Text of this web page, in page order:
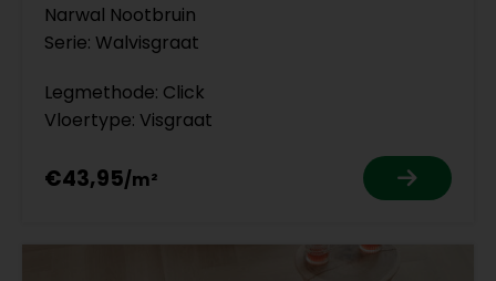
Narwal Nootbruin
Serie: Walvisgraat
Legmethode: Click
Vloertype: Visgraat
€43,95